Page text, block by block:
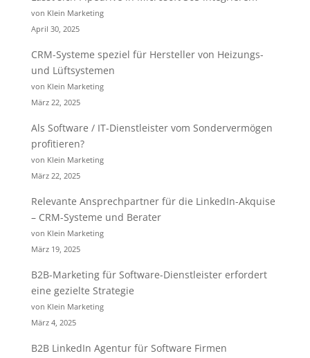
von Klein Marketing
April 30, 2025
CRM-Systeme speziel für Hersteller von Heizungs-
und Lüftsystemen
von Klein Marketing
März 22, 2025
Als Software / IT-Dienstleister vom Sondervermögen
profitieren?
von Klein Marketing
März 22, 2025
Relevante Ansprechpartner für die LinkedIn-Akquise
– CRM-Systeme und Berater
von Klein Marketing
März 19, 2025
B2B-Marketing für Software-Dienstleister erfordert
eine gezielte Strategie
von Klein Marketing
März 4, 2025
B2B LinkedIn Agentur für Software Firmen